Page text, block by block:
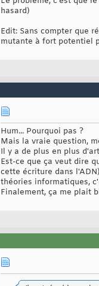
hasard)
Edit: Sans compter que
mutante à fort potentiel
Hum... Pourquoi pas ?
Mais la vraie question,
Il y a de plus en plus
Est-ce que ça veut dire
cette écriture dans
théories informatiques,
Finalement, ça me plait